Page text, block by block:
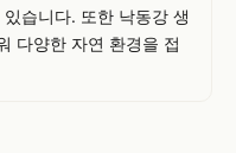
습니다. 또한 낙동강 생
다양한 자연 환경을 접